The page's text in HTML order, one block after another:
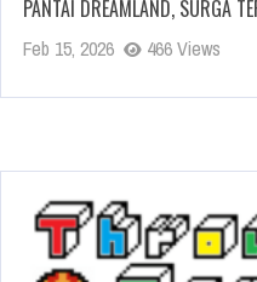
PANTAI DREAMLAND, SURGA
Feb 15, 2026 466 Views